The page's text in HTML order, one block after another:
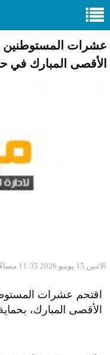
عشرات المستوطنين
الأقصى المبارك في
الاثنين 15 يونيو 2026 11:35 مساءً
اقتحم عشرات
الأقصى المبارك،